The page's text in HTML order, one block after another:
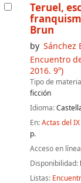
Teruel,
Brun
by Sánchez
Encuentro
2016. 9º)
Tipo de
ficción
Idioma:
En:Actas del
p.
Acceso en
Disponibilidad:
Listas: